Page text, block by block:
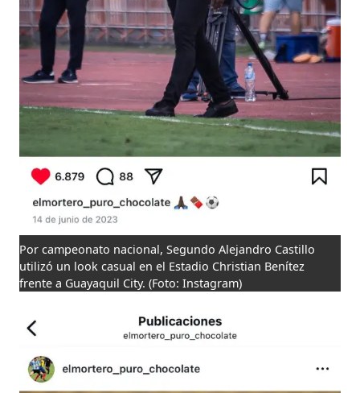
Por campeonato nacional, Segundo Alejandro Castillo
utilizó un look casual en el Estadio Christian Benítez
frente a Guayaquil City.(Foto: Instagram)